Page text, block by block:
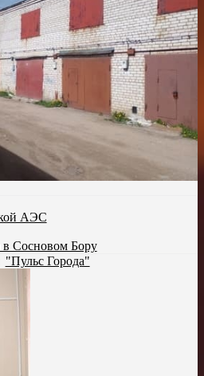
АЭС
в Сосновом Бору
"Пульс Города"